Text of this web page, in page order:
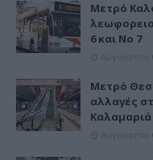
Μετρό
6 και Νο 7
Μετρό
αλλαγές
Καλαμαριά